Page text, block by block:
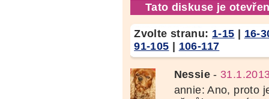
Tato diskuse je
Zvolte stranu: 1-15
16-
91-105
106-117
Nessie-
annie: Ano, proto